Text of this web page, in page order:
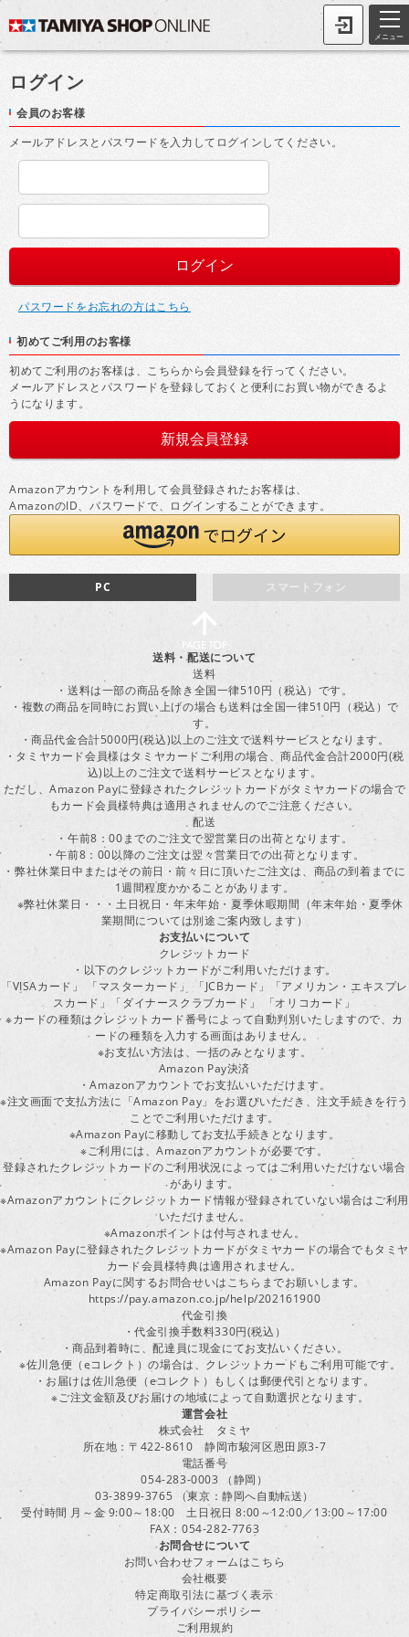
メニュー
ログイン
会員のお客様
メールアドレスとパスワードを入力してログインしてください。
パスワードをお忘れの方はこちら
初めてご利用のお客様
初めてご利用のお客様は、こちらから会員登録を行ってください。
メールアドレスとパスワードを登録しておくと便利にお買い物ができるよ
うになります。
Amazonアカウントを利用して会員登録されたお客様は、
AmazonのID、パスワードで、ログインすることができます。
スマートフォン
PC
送料・配送について
送料
・送料は一部の商品を除き全国一律510円（税込）です。
・複数の商品を同時にお買い上げの場合も送料は全国一律510円（税込）で
す。
・商品代金合計5000円(税込)以上のご注文で送料サービスとなります。
・タミヤカード会員様はタミヤカードご利用の場合、商品代金合計2000円(税
込)以上のご注文で送料サービスとなります。
ただし、Amazon Payに登録されたクレジットカードがタミヤカードの場合で
もカード会員様特典は適用されませんのでご注意ください。
配送
・午前8：00までのご注文で翌営業日の出荷となります。
・午前8：00以降のご注文は翌々営業日での出荷となります。
・弊社休業日中またはその前日・前々日に頂いたご注文は、商品の到着までに
1週間程度かかることがあります。
※弊社休業日・・・土日祝日・年末年始・夏季休暇期間（年末年始・夏季休
業期間については別途ご案内致します）
お支払いについて
クレジットカード
・以下のクレジットカードがご利用いただけます。
「VISAカード」 「マスターカード」 「JCBカード」「アメリカン・エキスプレ
スカード」「ダイナースクラブカード」 「オリコカード」
※カードの種類はクレジットカード番号によって自動判別いたしますので、カ
ードの種類を入力する画面はありません。
※お支払い方法は、一括のみとなります。
Amazon Pay決済
・Amazonアカウントでお支払いいただけます。
※注文画面で支払方法に「Amazon Pay」をお選びいただき、注文手続きを行う
ことでご利用いただけます。
※Amazon Payに移動してお支払手続きとなります。
※ご利用には、Amazonアカウントが必要です。
登録されたクレジットカードのご利用状況によってはご利用いただけない場合
があります。
※Amazonアカウントにクレジットカード情報が登録されていない場合はご利用
いただけません。
※Amazonポイントは付与されません。
※Amazon Payに登録されたクレジットカードがタミヤカードの場合でもタミヤ
カード会員様特典は適用されません。
Amazon Payに関するお問合せいはこちらまでお願いします。
https://pay.amazon.co.jp/help/202161900
代金引換
・代金引換手数料330円(税込）
・商品到着時に、配達員に現金にてお支払いください。
※佐川急便（eコレクト）の場合は、クレジットカードもご利用可能です。
・お届けは佐川急便（eコレクト）もしくは郵便代引となります。
※ご注文金額及びお届けの地域によって自動選択となります。
運営会社
株式会社 タミヤ
所在地：〒422-8610 静岡市駿河区恩田原3-7
電話番号
054-283-0003 （静岡）
03-3899-3765 （東京：静岡へ自動転送）
受付時間 月～金 9:00～18:00 土日祝日 8:00～12:00／13:00～17:00
FAX：054-282-7763
お問合せについて
お問い合わせフォームはこちら
会社概要
特定商取引法に基づく表示
プライバシーポリシー
ご利用規約